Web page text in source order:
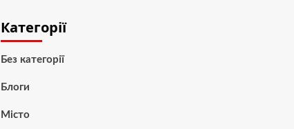
Категорії
Без категорії
Блоги
Місто